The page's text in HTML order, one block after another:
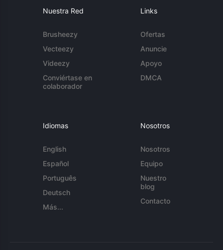
Nuestra Red
Brusheezy
Vecteezy
Videezy
Conviértase en
colaborador
Links
Ofertas
Anuncie
Apoyo
DMCA
Idiomas
English
Español
Português
Deutsch
Más...
Nosotros
Nosotros
Equipo
Nuestro
blog
Contacto